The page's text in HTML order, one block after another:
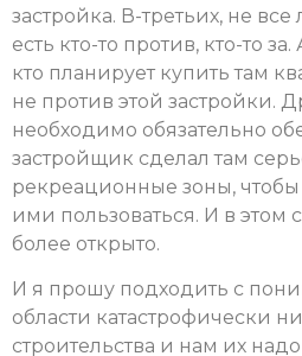
застройка. В-третьих, не
есть кто-то против, кто-то
кто планирует купить там
не против этой застройки.
необходимо обязательно
застройщик сделал там
рекреационные зоны,
ими пользоваться. И в этом
более открыто.
И я прошу подходить с
области катастрофически
строительства и нам их